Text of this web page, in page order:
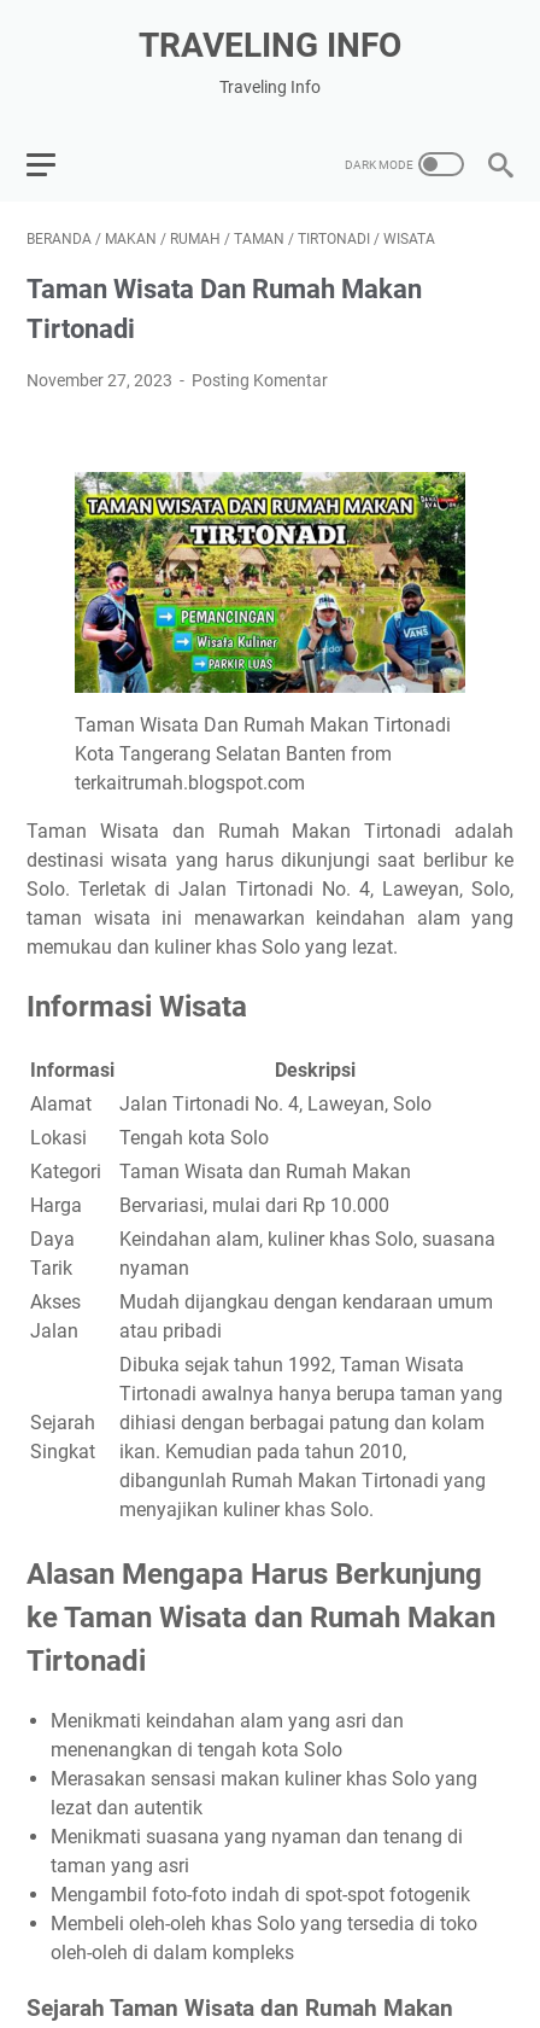
TRAVELING INFO
Traveling Info
BERANDA / MAKAN / RUMAH / TAMAN / TIRTONADI / WISATA
Taman Wisata Dan Rumah Makan
Tirtonadi
November 27, 2023 Posting Komentar
Taman Wisata Dan Rumah Makan Tirtonadi
Kota Tangerang Selatan Banten from
terkaitrumah.blogspot.com
Taman Wisata dan Rumah Makan Tirtonadi adalah
destinasi wisata yang harus dikunjungi saat berlibur ke
Solo. Terletak di Jalan Tirtonadi No. 4, Laweyan, Solo,
taman wisata ini menawarkan keindahan alam yang
memukau dan kuliner khas Solo yang lezat.
Informasi Wisata
Informasi
Deskripsi
Alamat
Jalan Tirtonadi No. 4, Laweyan, Solo
Lokasi
Tengah kota Solo
Kategori
Taman Wisata dan Rumah Makan
Harga
Bervariasi, mulai dari Rp 10.000
Daya
Tarik
Keindahan alam, kuliner khas Solo, suasana
nyaman
Akses
Jalan
Mudah dijangkau dengan kendaraan umum
atau pribadi
Sejarah
Singkat
Dibuka sejak tahun 1992, Taman Wisata
Tirtonadi awalnya hanya berupa taman yang
dihiasi dengan berbagai patung dan kolam
ikan. Kemudian pada tahun 2010,
dibangunlah Rumah Makan Tirtonadi yang
menyajikan kuliner khas Solo.
Alasan Mengapa Harus Berkunjung
ke Taman Wisata dan Rumah Makan
Tirtonadi
Menikmati keindahan alam yang asri dan
menenangkan di tengah kota Solo
Merasakan sensasi makan kuliner khas Solo yang
lezat dan autentik
Menikmati suasana yang nyaman dan tenang di
taman yang asri
Mengambil foto-foto indah di spot-spot fotogenik
Membeli oleh-oleh khas Solo yang tersedia di toko
oleh-oleh di dalam kompleks
Sejarah Taman Wisata dan Rumah Makan